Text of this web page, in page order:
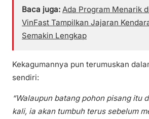
Baca juga: Ada Program Menarik
VinFast Tampilkan Jajaran
Semakin Lengkap
Kekagumannya pun terumuskan
sendiri:
“Walaupun batang pohon pisang itu
kali, ia akan tumbuh terus sebelum